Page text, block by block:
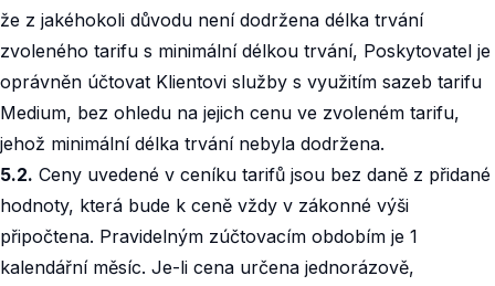
že z jakéhokoli důvodu není dodržena délka trvání
zvoleného tarifu s minimální délkou trvání, Poskytovatel je
oprávněn účtovat Klientovi služby s využitím sazeb tarifu
Medium, bez ohledu na jejich cenu ve zvoleném tarifu,
jehož minimální délka trvání nebyla dodržena.‍
5.2. Ceny uvedené v ceníku tarifů jsou bez daně z přidané
hodnoty, která bude k ceně vždy v zákonné výši
připočtena. Pravidelným zúčtovacím obdobím je 1
kalendářní měsíc. Je-li cena určena jednorázově,